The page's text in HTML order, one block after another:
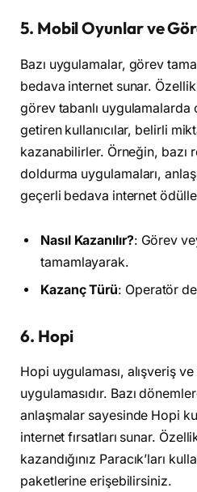
5. Mobil Oyunlar ve
Bazı uygulamalar, görev
bedava internet sunar.
görev tabanlı
getiren kullanıcılar, belirli
kazanabilirler. Örneğin, bazı
doldurma uygulamaları,
geçerli bedava internet
Nasıl Kazanılır?: Görev
tamamlayarak.
Kazanç Türü: Operatör
6. Hopi
Hopi uygulaması, alışveriş
uygulamasıdır. Bazı
anlaşmalar sayesinde Hopi
internet fırsatları sunar.
kazandığınız Paracık’ları
paketlerine erişebilirsiniz.